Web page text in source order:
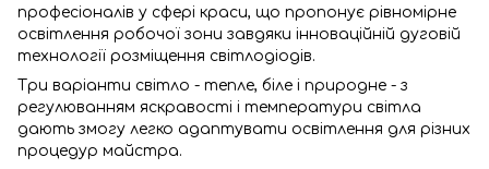
професіоналів у сфері краси, що пропонує рівномірне
освітлення робочої зони завдяки інноваційній дуговій
технології розміщення світлодіодів.
Три варіанти світло - тепле, біле і природне - з
регулюванням яскравості і температури світла
дають змогу легко адаптувати освітлення для різних
процедур майстра.